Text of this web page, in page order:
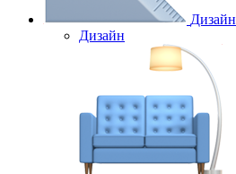
Дизайн
Дизайн